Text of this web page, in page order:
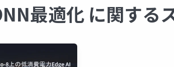
最適化 に関する